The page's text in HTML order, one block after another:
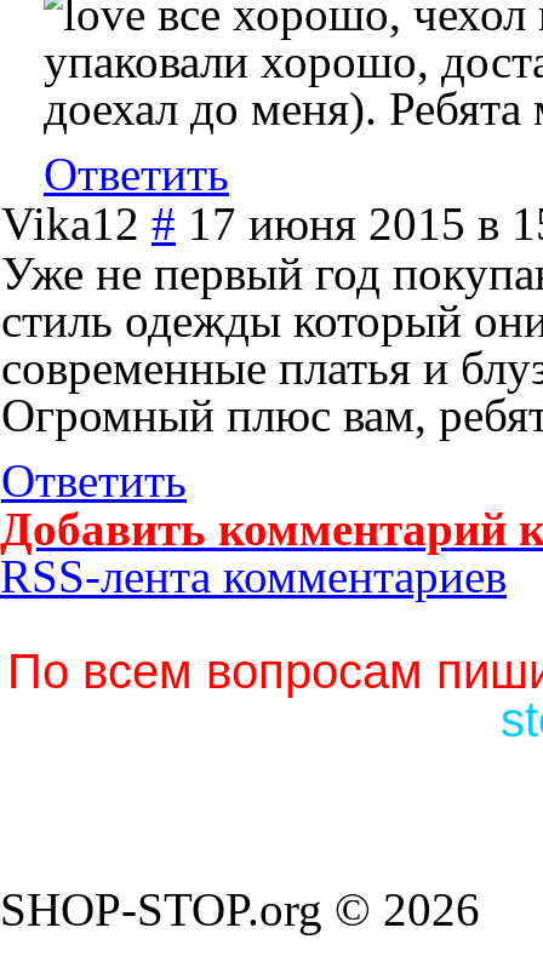
все хорошо, чехол
упаковали хорошо,
доехал до меня).
Ответить
Vika12 # 17 июня 2015 в
Уже не первый год
стиль одежды который
современные платья и
Огромный плюс вам,
Ответить
Добавить комментарий
RSS-лента комментариев
По всем вопросам
SHOP-STOP.org © 2026